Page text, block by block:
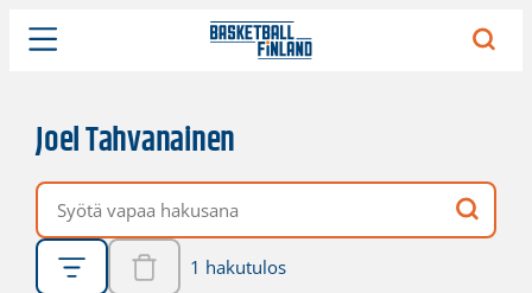
Joel Tahvanainen
Vapaa hakusana
1 hakutulos